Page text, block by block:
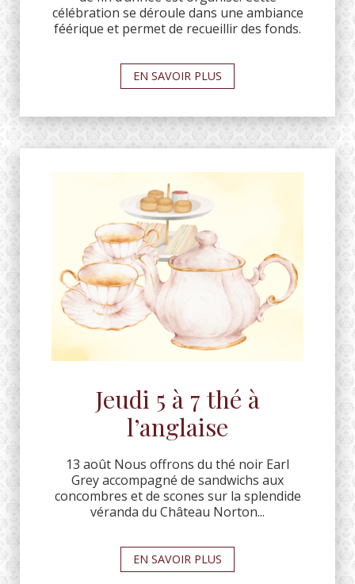
célébration se déroule dans une ambiance
féérique et permet de recueillir des fonds.
EN SAVOIR PLUS
Jeudi 5 à 7 thé à
l’anglaise
13 août Nous offrons du thé noir Earl
Grey accompagné de sandwichs aux
concombres et de scones sur la splendide
véranda du Château Norton...
EN SAVOIR PLUS